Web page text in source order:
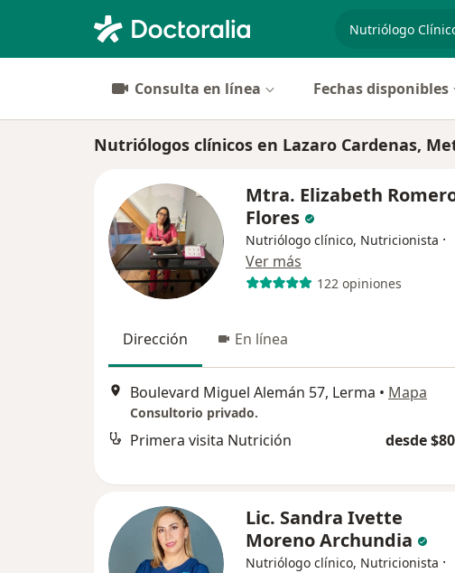
especialidad,
Consulta en línea Fechas disponibles
Nutriólogos clínicos en Lazaro Cardenas,
Mtra. Elizabeth
Flores
Nutriólogo clínico, Nutricionista ·
Ver más
122 opiniones
Dirección En línea
Boulevard Miguel Alemán 57, Lerma • Mapa
Consultorio privado.
Primera visita Nutrición desde
Lic. Sandra Ivette
Moreno Archundia
Nutriólogo clínico, Nutricionista ·